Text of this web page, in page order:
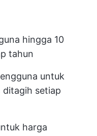
hingga 10
tahun
untuk
setiap
harga